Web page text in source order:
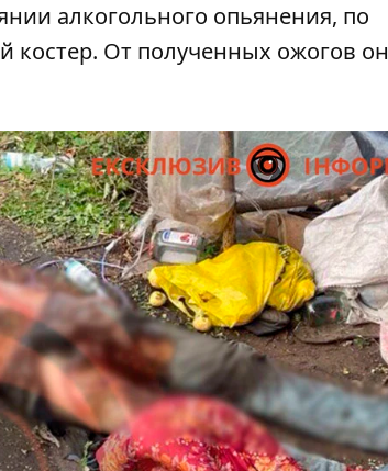
алкогольного опьянения, по
костер. От полученных ожогов он